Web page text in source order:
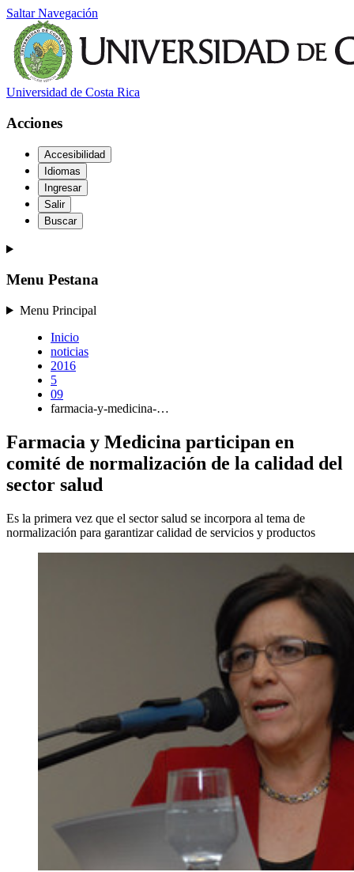
Saltar Navegación
Universidad de Costa Rica
Acciones
Accesibilidad
Idiomas
Ingresar
Salir
Buscar
Menu Pestana
Menu Principal
Inicio
noticias
2016
5
09
farmacia-y-medicina-…
Farmacia y Medicina participan en
comité de normalización de la calidad del
sector salud
Es la primera vez que el sector salud se incorpora al tema de
normalización para garantizar calidad de servicios y productos